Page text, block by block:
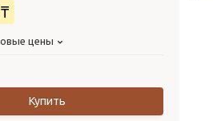
цены
Купить